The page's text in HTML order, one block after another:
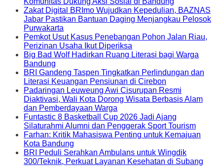
Zakat Digital BRImo Wujudkan Kepedulian, BAZNAS
Jabar Pastikan Bantuan Daging Menjangkau Pelosok
Purwakarta
Pemkot Usut Kasus Penebangan Pohon Jalan Riau,
Perizinan Usaha Ikut Diperiksa
Big Bad Wolf Hadirkan Ruang Literasi bagi Warga
Bandung
BRI Gandeng Taspen Tingkatkan Perlindungan dan
Literasi Keuangan Pensiunan di Cirebon
Padaringan Leuweung Awi Cisurupan Resmi
Diaktivasi, Wali Kota Dorong Wisata Berbasis Alam
dan Pemberdayaan Warga
Funtastic 8 Basketball Cup 2026 Jadi Ajang
Silaturahmi Alumni dan Penggerak Sport Tourism
Farhan: Kritik Mahasiswa Penting untuk Kemajuan
Kota Bandung
BRI Peduli Serahkan Ambulans untuk Wingdik
300/Teknik, Perkuat Layanan Kesehatan di Subang